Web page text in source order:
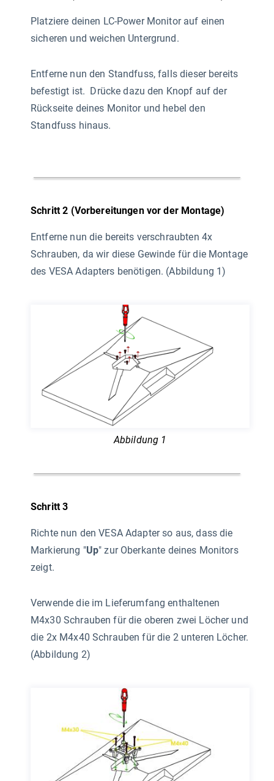
Platziere deinen LC-Power Monitor auf einen
sicheren und weichen Untergrund.
Entferne nun den Standfuss, falls dieser bereits
befestigt ist. Drücke dazu den Knopf auf der
Rückseite deines Monitor und hebel den
Standfuss hinaus.
Schritt 2 (Vorbereitungen vor der Montage)
Entferne nun die bereits verschraubten 4x
Schrauben, da wir diese Gewinde für die Montage
des VESA Adapters benötigen. (Abbildung 1)
Abbildung 1
Schritt 3
Richte nun den VESA Adapter so aus, dass die
Markierung "Up" zur Oberkante deines Monitors
zeigt.
Verwende die im Lieferumfang enthaltenen
M4x30 Schrauben für die oberen zwei Löcher und
die 2x M4x40 Schrauben für die 2 unteren Löcher.
(Abbildung 2)